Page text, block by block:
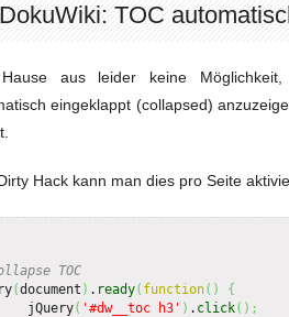
TOC
aus leider keine
eingeklappt (collapsed)
Hack kann man dies pro Seite
TOC
(document ) . ready( function( )
{
			jQuery
( '#dw__toc h3' ) . click( ) ;